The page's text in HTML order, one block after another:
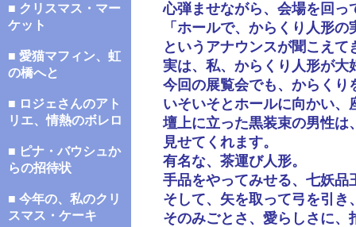
■ クリスマス・マー
ケット
■ 愛猫マフィン、虹
の橋へと
■ ロジェさんのアト
リエ、情熱のボレロ
■ ピナ・バウシュか
らの招待状
■ 今年の、私のクリ
スマス・ケーキ
心弾ませながら、会場を回っ
「ホールで、からくり人形
というアナウンスが聞こえて
実は、私、からくり人形が大
今回の展覧会でも、からくり
いそいそとホールに向かい
壇上に立った黒装束の男性は
見せてくれます。
有名な、茶運び人形。
手品をやってみせる、七妖品
そして、矢を取って弓を引
そのみごとさ、愛らしさに、